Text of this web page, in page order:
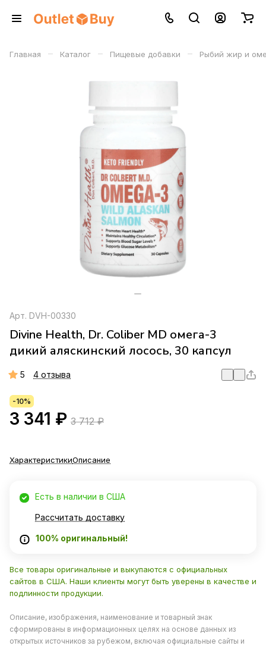
Главная – Каталог – Пищевые добавки – Рыбий жир и
Арт. DVH-00330
Divine Health, Dr. Coliber MD омега-3
дикий аляскинский лосось, 30 капсул
5 4 отзыва
-10%
3 341 ₽ 3 712 ₽
ХарактеристикиОписание
Есть в наличии в США
Рассчитать доставку
100% оригинальный!
Все товары оригинальные и выкупаются с официальных
сайтов в США. Наши клиенты могут быть уверены в качестве и
подлинности продукции.
Описание, изображения, наименование и товарный знак
сформированы в информационных целях на основе данных из
открытых источников за рубежом, включая официальные сайты и